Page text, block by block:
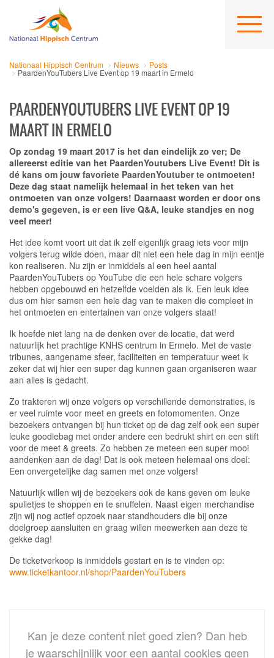
Nationaal Hippisch Centrum Nieuws Posts
PaardenYouTubers Live Event op 19 maart in Ermelo
PAARDENYOUTUBERS LIVE EVENT OP 19
MAART IN ERMELO
Op zondag 19 maart 2017 is het dan eindelijk zo ver; De
allereerst editie van het PaardenYoutubers Live Event! Dit is
dé kans om jouw favoriete PaardenYoutuber te ontmoeten!
Deze dag staat namelijk helemaal in het teken van het
ontmoeten van onze volgers! Daarnaast worden er door ons
demo's gegeven, is er een live Q&A, leuke standjes en nog
veel meer!
Het idee komt voort uit dat ik zelf eigenlijk graag iets voor mijn
volgers terug wilde doen, maar dit niet een hele dag in mijn eentje
kon realiseren. Nu zijn er inmiddels al een heel aantal
PaardenYouTubers op YouTube die een hele schare volgers
hebben opgebouwd en hetzelfde voelden als ik. Een leuk idee
dus om hier samen een hele dag van te maken die compleet in
het ontmoeten en entertainen van onze volgers staat!
Ik hoefde niet lang na de denken over de locatie, dat werd
natuurlijk het prachtige KNHS centrum in Ermelo. Met de vaste
tribunes, aangename sfeer, faciliteiten en temperatuur weet ik
zeker dat wij hier een super dag kunnen gaan organiseren waar
aan alles is gedacht.
Zo trakteren wij onze volgers op verschillende demonstraties, is
er veel ruimte voor meet en greets en fotomomenten. Onze
bezoekers ontvangen bij hun ticket op de dag zelf ook een super
leuke goodiebag met onder andere een bedrukt shirt en een stift
voor de meet & greets. Zo hebben ze meteen een super mooi
aandenken aan de dag! Dat is ook meteen helemaal ons doel:
Een onvergetelijke dag samen met onze volgers!
Natuurlijk willen wij de bezoekers ook de kans geven om leuke
spulletjes te shoppen en te snuffelen. Naast eigen merchandise
zijn wij nog actief opzoek naar standhouders die bij onze
doelgroep aansluiten en graag willen meewerken aan deze te
gekke dag!
De ticketverkoop is inmiddels gestart en is te vinden op:
www.ticketkantoor.nl/shop/PaardenYouTubers
Kan je deze content niet goed zien? Dan heb
je waarschijnlijk voor een aantal cookies geen